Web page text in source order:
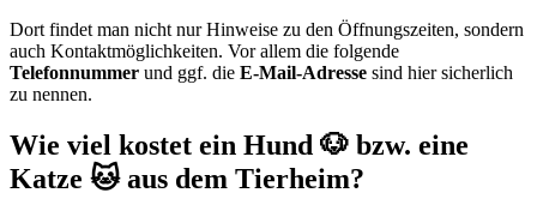
Dort findet man nicht nur Hinweise zu den Öffnungszeiten, sondern
auch Kontaktmöglichkeiten. Vor allem die folgende
Telefonnummer und ggf. die E-Mail-Adresse sind hier sicherlich
zu nennen.
Wie viel kostet ein Hund 🐶 bzw. eine
Katze 🐱 aus dem Tierheim?